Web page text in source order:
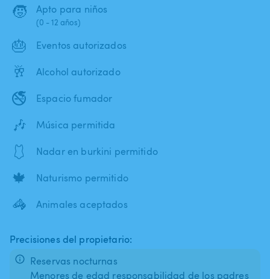
🧒 Apto para niños
(0 - 12 años)
🎂 Eventos autorizados
🥂 Alcohol autorizado
🚭 Espacio fumador
🎶 Música permitida
🩱 Nadar en burkini permitido
🍁 Naturismo permitido
🦓 Animales aceptados
Precisiones del propietario:
Reservas nocturnas
Menores de edad responsabilidad de los padres